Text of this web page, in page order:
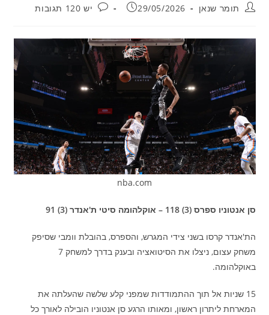
מחבר:תומר שנאן פורסם:
29/05/2026 תגובות:
יש 120 תגובות
nba.com
סן אנטוניו ספרס (3) 118 – אוקלהומה סיטי ת'אנדר (3) 91
הת'אנדר קרסו בשני צידי המגרש, והספרס, בהובלת וומבי שסיפק
משחק עצום, ניצלו את הסיטואציה ובענק בדרך למשחק 7
באוקלהומה.
15 שניות אל תוך ההתמודדות שמפני קלע שלשה שהעלתה את
המארחת ליתרון ראשון, ומאותו הרגע סן אנטוניו הובילה לאורך כל